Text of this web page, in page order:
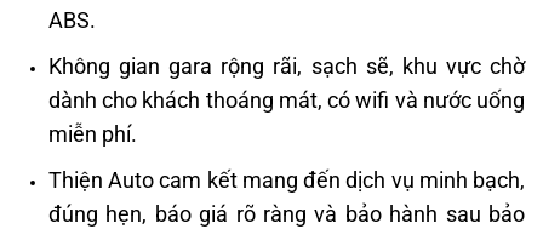
ABS.
Không gian gara rộng rãi, sạch sẽ, khu vực chờ
dành cho khách thoáng mát, có wifi và nước uống
miễn phí.
Thiện Auto cam kết mang đến dịch vụ minh bạch,
đúng hẹn, báo giá rõ ràng và bảo hành sau bảo